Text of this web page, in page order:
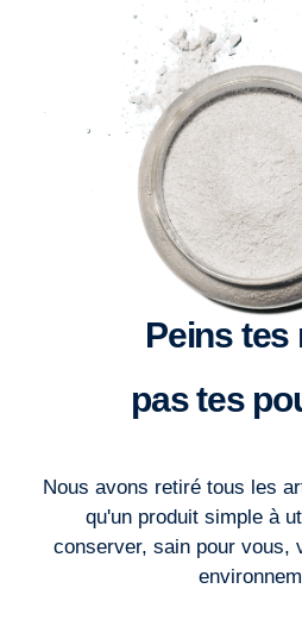
Peins tes
pas tes
Nous avons retiré tous les
qu'un produit simple à
conserver, sain pour vous,